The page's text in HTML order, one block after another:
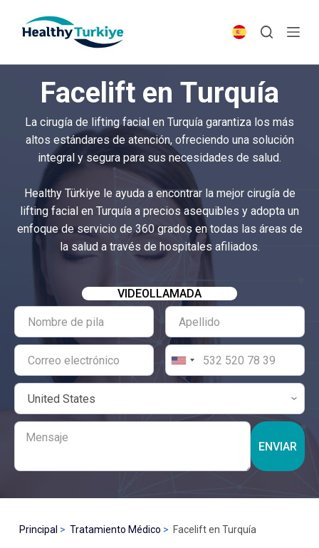
p
t
Facelift en Turquía
La cirugía de lifting facial en Turquía garantiza los más
altos estándares de atención, ofreciendo una solución
integral y segura para sus necesidades de salud.
Healthy Türkiye le ayuda a encontrar la mejor cirugía de
lifting facial en Turquía a precios asequibles y adopta un
enfoque de servicio de 360 grados en todas las áreas de
la salud a través de hospitales afiliados.
VIDEOLLAMADA
ENVIAR
Principal Tratamiento Médico Facelift en Turquía